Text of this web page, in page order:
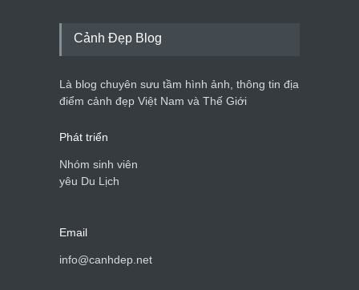
Cảnh Đẹp Blog
Là blog chuyên sưu tầm hình ảnh, thông tin địa
điểm cảnh đẹp Việt Nam và Thế Giới
Phát triển
Nhóm sinh viên
yêu Du Lịch
Email
info@canhdep.net